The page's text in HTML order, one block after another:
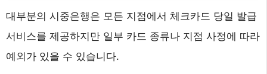
대부분의 시중은행은 모든 지점에서 체크카드 당일 발급
서비스를 제공하지만 일부 카드 종류나 지점 사정에 따라
예외가 있을 수 있습니다.